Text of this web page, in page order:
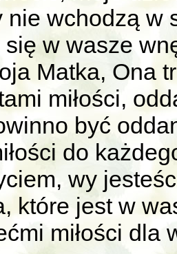
nie wchodzą w
się w wasze
Matka, Ona
miłości,
być
do
wy
które jest w
miłości dla